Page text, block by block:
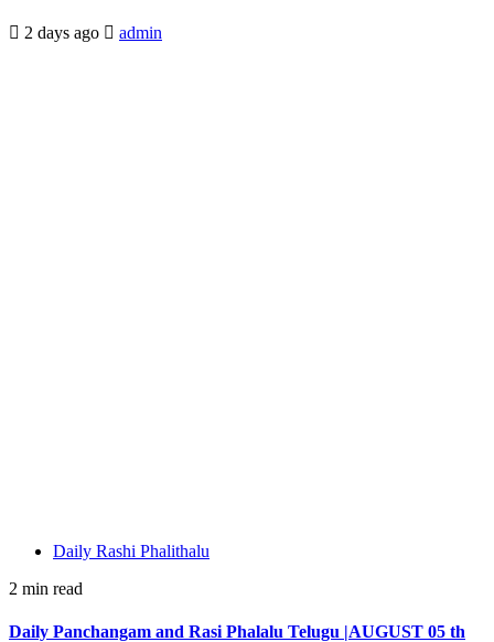
2 days ago admin
Daily Rashi Phalithalu
2 min read
Daily Panchangam and Rasi Phalalu Telugu |AUGUST 05 th